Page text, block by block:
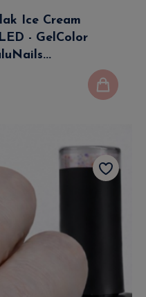
Ice Cream
- GelColor